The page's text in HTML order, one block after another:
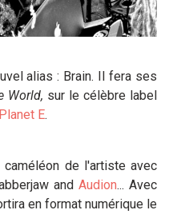
alias : Brain. Il fera ses
World, sur le célèbre label
Planet E.
de l'artiste avec
and Audion... Avec
en format numérique le